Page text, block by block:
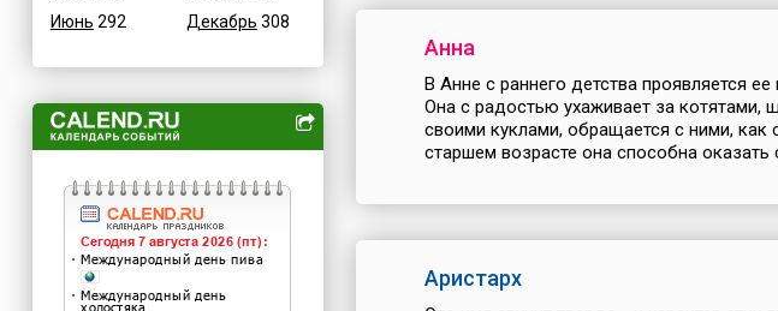
Июнь 292
Декабрь 308
Анна
В Анне с раннего детства проявляется
Она с радостью ухаживает за котятами,
своими куклами, обращается с ними,
старшем возрасте она способна оказать
Аристарх